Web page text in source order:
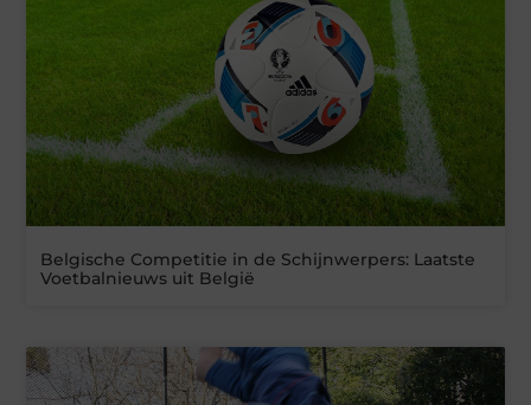
Belgische Competitie in de Schijnwerpers: Laatste
Voetbalnieuws uit België